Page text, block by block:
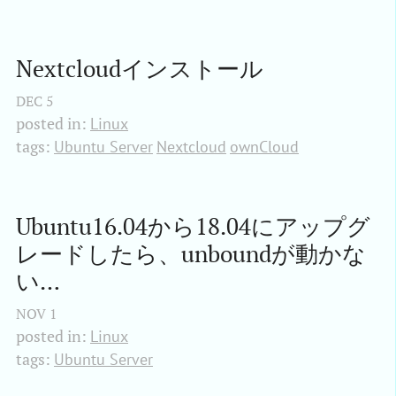
Nextcloudインストール
DEC 5
posted in: Linux
tags: Ubuntu Server Nextcloud ownCloud
Ubuntu16.04から18.04にアップグ
レードしたら、unboundが動かな
い…
NOV 1
posted in: Linux
tags: Ubuntu Server